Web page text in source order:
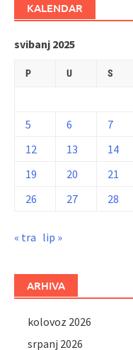
KALENDAR
svibanj 2025
P U S
5
6 7
12
13 14
19
20 21
26
27 28
« tra lip »
ARHIVA
kolovoz 2026
srpanj 2026